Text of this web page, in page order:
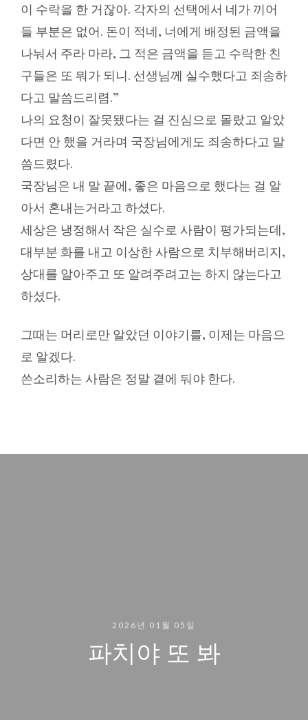
이 수락을 한 거잖아. 각자의 선택에서 네가 끼어
들 부분은 없어. 돈이 적네, 너에게 배정된 금액을
나눠서 주라 마라, 그 적은 금액을 듣고 수락한 친
구들은 또 뭐가 되니. 선생님께 실수했다고 죄송하
다고 말씀드리렴.”
나의 요청이 잘못됐다는 걸 진심으로 몰랐고 알았
다면 안 했을 거라며 국장님에게도 죄송하다고 말
씀드렸다.
국장님은 내 말 끝에, 좋은 마음으로 했다는 걸 알
아서 혼내는거라고 하셨다.
세상은 냉정해서 작은 실수로 사람이 평가되는데,
대부분 화를 내고 이상한 사람으로 치부해버리지,
상대를 알아주고 또 알려주려고는 하지 않는다고
하셨다.
그때는 머리로만 알았던 이야기를, 이제는 마음으
로 알겠다.
쓴소리하는 사람은 정말 곁에 둬야 한다.
2026년 01월 05일
파치야 또 봐